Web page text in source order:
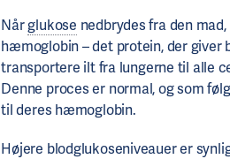
Nårglukose nedbrydes fra den
hæmoglobin – det protein, der giver
transportere ilt fra lungerne til alle
Denne proces er normal, og som
til deres hæmoglobin.
Højere blodglukoseniveauer er